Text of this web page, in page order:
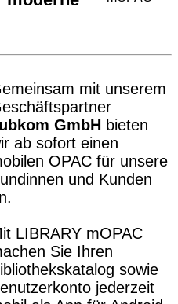
mit unserem
GmbH bieten
ab sofort einen
OPAC für unsere
und Kunden
LIBRARY mOPAC
Sie Ihren
sowie
jederzeit